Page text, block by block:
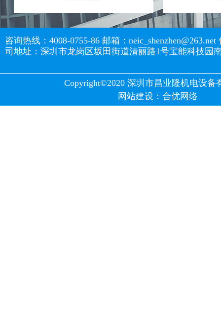
咨询热线：4008-0755-86 邮箱：neic_shenzhen@263.net
司地址：深圳市龙岗区坂田街道清丽路1号宝能科技园
Copyright©2020 深圳市昌业隆机电设备
网站建设 ： 合优网络